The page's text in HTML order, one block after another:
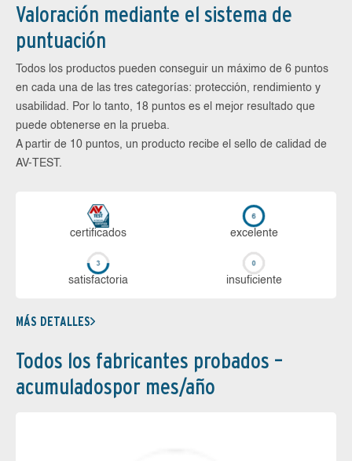
Valoración mediante el sistema de
puntuación
Todos los productos pueden conseguir un máximo de 6 puntos
en cada una de las tres categorías: protección, rendimiento y
usabilidad. Por lo tanto, 18 puntos es el mejor resultado que
puede obtenerse en la prueba.
A partir de 10 puntos, un producto recibe el sello de calidad de
AV-TEST.
certi­ficados ex­ce­len­te
sa­tis­fac­to­ria in­su­fi­cien­te
MÁS DETALLES
Todos los fabricantes probados –
acumuladospor mes/año